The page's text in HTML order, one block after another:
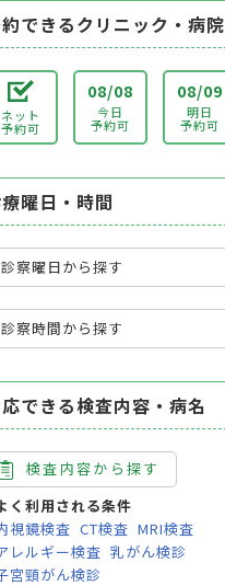
できるクリニック・病院
ネット
予約可
08/08
今日
予約可
08/09
明日
予約可
曜日・時間
診察曜日から探す
診察時間から探す
できる検査内容・病名
検査内容から探す
く利用される条件
視鏡検査 CT検査 MRI検査
レルギー検査 乳がん検診
宮頸がん検診